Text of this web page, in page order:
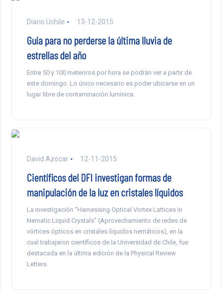
Diario Uchile 13-12-2015
Guía para no perderse la última lluvia de
estrellas del año
Entre 50 y 100 meteoros por hora se podrán ver a partir de
este domingo. Lo único necesario es poder ubicarse en un
lugar libre de contaminación lumínica.
David Azócar 12-11-2015
Científicos del DFI investigan formas de
manipulación de la luz en cristales líquidos
La investigación “Harnessing Optical Vortex Lattices in
Nematic Liquid Crystals” (Aprovechamiento de redes de
vórtices ópticos en cristales líquidos nemáticos), en la
cual trabajaron científicos de la Universidad de Chile, fue
destacada en la última edición de la Physical Review
Letters.